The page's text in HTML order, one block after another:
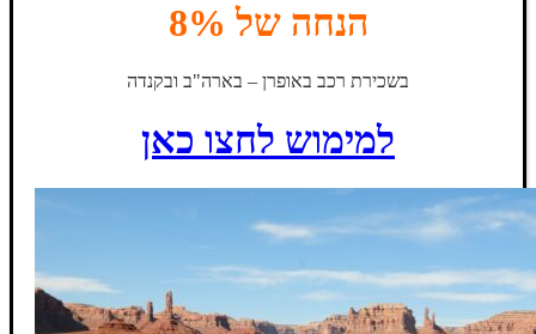
הנחה של 8%
בשכירת רכב באופרן – בארה"ב ובקנדה
למימוש לחצו כאן